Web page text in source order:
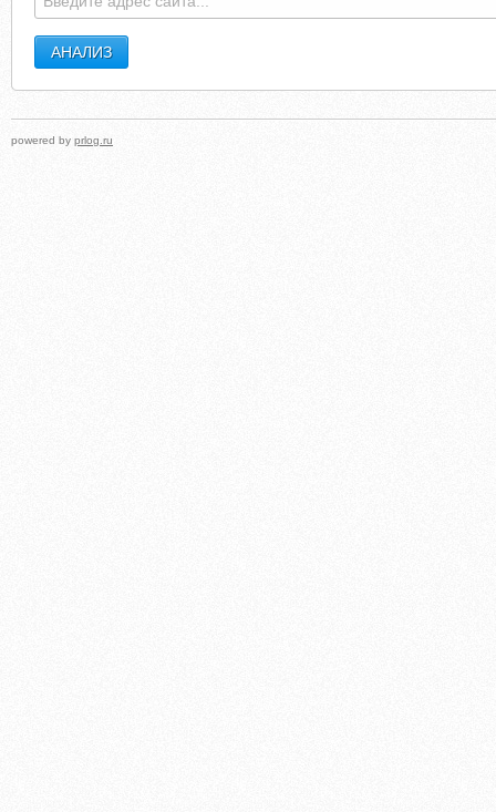
powered by prlog.ru